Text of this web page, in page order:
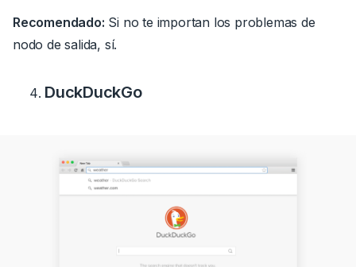
Recomendado: Si no te importan los problemas de
nodo de salida, sí.
DuckDuckGo